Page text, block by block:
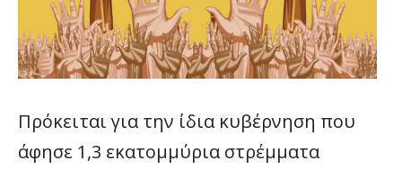
Πρόκειται για την ίδια κυβέρνηση που
άφησε 1,3 εκατομμύρια στρέμματα